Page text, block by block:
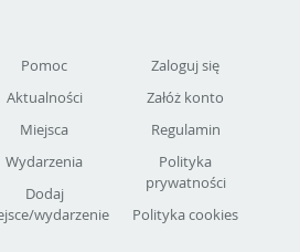
Pomoc
Aktualności
Miejsca
Wydarzenia
Dodaj
wydarzenie
Zaloguj się
Załóż konto
Regulamin
Polityka
prywatności
Polityka cookies